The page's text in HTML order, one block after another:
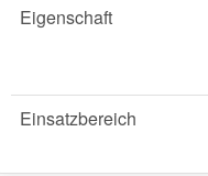
Eigenschaft
Einsatzbereich